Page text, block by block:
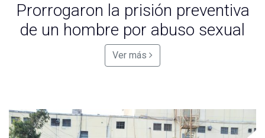
Prorrogaron la prisión preventiva
de un hombre por abuso sexual
Ver más